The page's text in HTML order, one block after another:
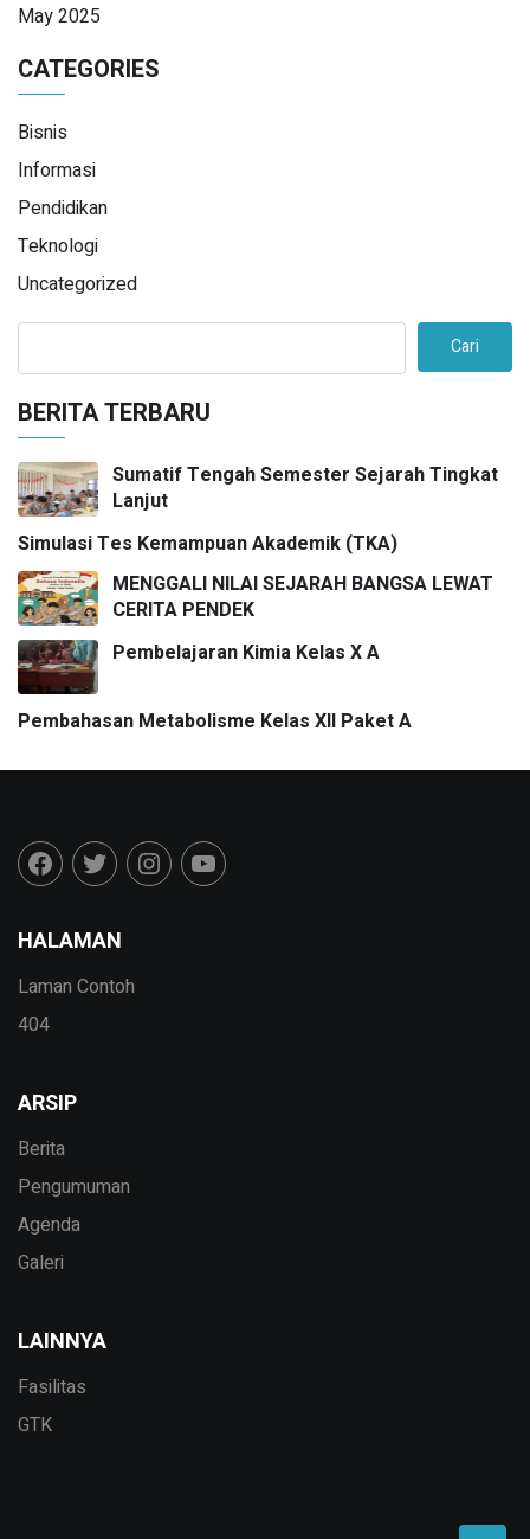
May 2025
CATEGORIES
Bisnis
Informasi
Pendidikan
Teknologi
Uncategorized
Cari
BERITA TERBARU
Sumatif Tengah Semester Sejarah Tingkat
Lanjut
Simulasi Tes Kemampuan Akademik (TKA)
MENGGALI NILAI SEJARAH BANGSA LEWAT
CERITA PENDEK
Pembelajaran Kimia Kelas X A
Pembahasan Metabolisme Kelas XII Paket A
HALAMAN
Laman Contoh
404
ARSIP
Berita
Pengumuman
Agenda
Galeri
LAINNYA
Fasilitas
GTK